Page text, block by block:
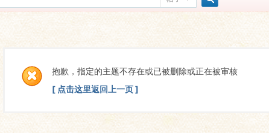
索
抱歉，指定的主题不存在或已被删除或正在被审核
[ 点击这里返回上一页 ]